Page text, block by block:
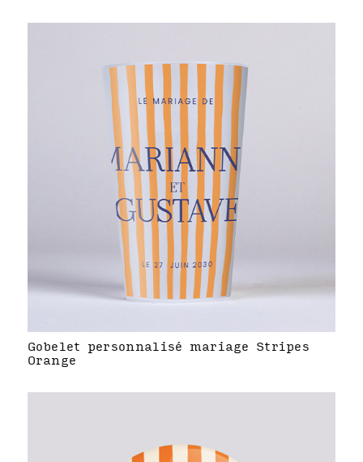
Gobelet personnalisé mariage Stripes
Orange